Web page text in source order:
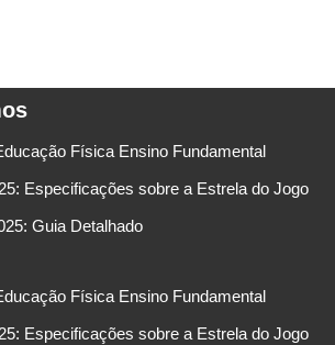
Física Ensino Fundamental
Especificações sobre a Estrela do Jogo
Guia Detalhado
Física Ensino Fundamental
Especificações sobre a Estrela do Jogo